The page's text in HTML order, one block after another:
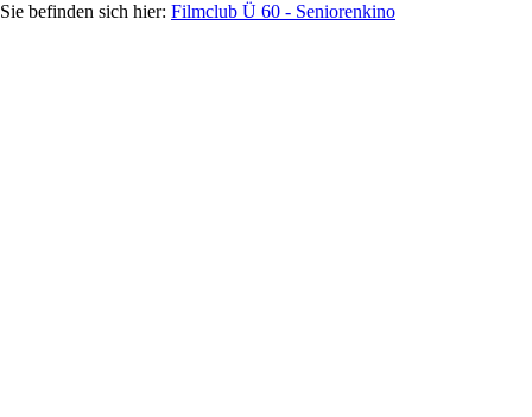
Filmclub Ü 60 - Seniorenkino